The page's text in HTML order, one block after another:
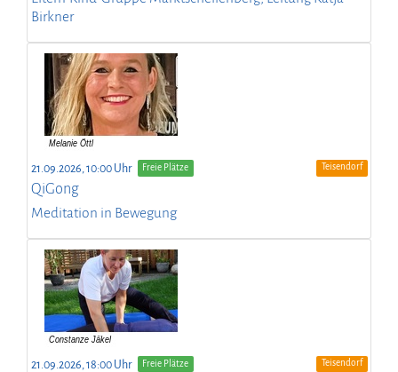
Birkner
21.09.2026, 10:00 Uhr Freie Plätze Teisendorf
QiGong
Meditation in Bewegung
21.09.2026, 18:00 Uhr Freie Plätze Teisendorf